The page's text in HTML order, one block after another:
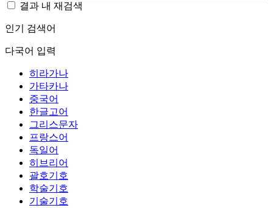
결과 내 재검색
인기 검색어
다국어 입력
히라가나
가타카나
중국어
한글고어
그리스문자
프랑스어
독일어
히브리어
괄호기호
학술기호
기술기호